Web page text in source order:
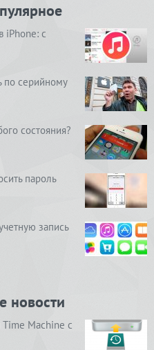
iPhone: с
по серийному
состояния?
пароль
запись
новости
Machine с